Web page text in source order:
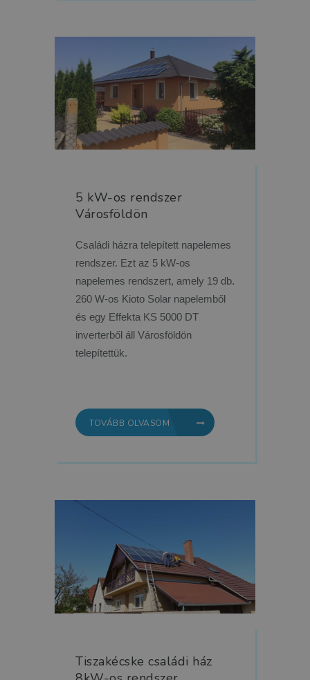
5 kW-os rendszer
Városföldön
Családi házra telepített napelemes
rendszer. Ezt az 5 kW-os
napelemes rendszert, amely 19 db.
260 W-os Kioto Solar napelemből
és egy Effekta KS 5000 DT
inverterből áll Városföldön
telepítettük.
TOVÁBB OLVASOM
Tiszakécske családi ház